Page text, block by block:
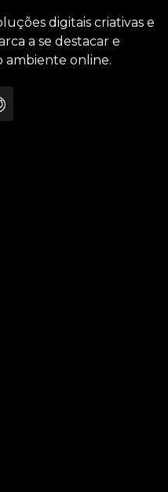
digitais criativas e
a se destacar e
ambiente online.